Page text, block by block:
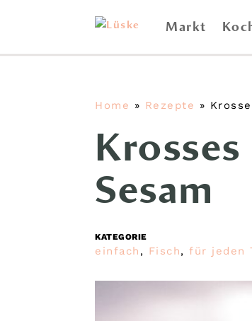
Markt
Home » Rezepte »
Sesam
KATEGORIE
einfach , Fisch,für jeden